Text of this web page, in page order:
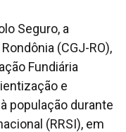
Seguro, a
(CGJ-RO),
Fundiária
e
população durante
(RRSI), em